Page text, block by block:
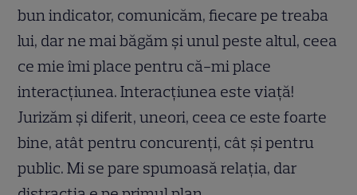
bun indicator, comunicăm, fiecare pe treaba
lui, dar ne mai băgăm și unul peste altul, ceea
ce mie îmi place pentru că-mi place
interacțiunea. Interacțiunea este viață!
Jurizăm și diferit, uneori, ceea ce este foarte
bine, atât pentru concurenți, cât și pentru
public. Mi se pare spumoasă relația, dar